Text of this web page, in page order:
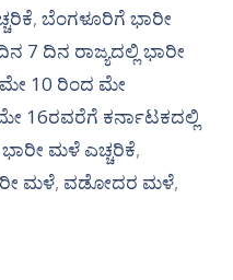
, ಬೆಂಗಳೂರಿಗೆ ಭಾರೀ
7 ದಿನ ರಾಜ್ಯದಲ್ಲಿ ಭಾರೀ
ಮೇ 10 ರಿಂದ ಮೇ
16ರವರೆಗೆ ಕರ್ನಾಟಕದಲ್ಲಿ
ಮಳೆ ಎಚ್ಚರಿಕೆ,
ಮಳೆ, ವಡೋದರ ಮಳೆ,